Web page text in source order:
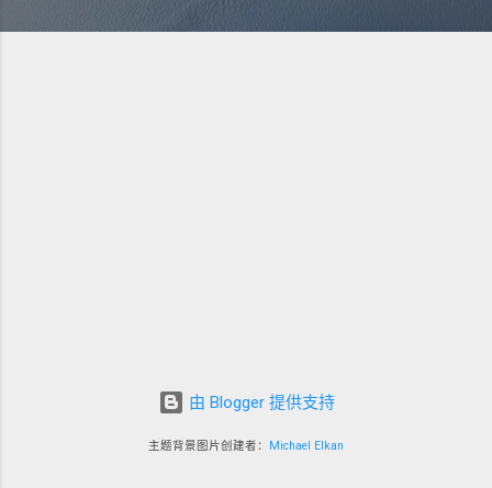
由 Blogger 提供支持
主题背景图片创建者： Michael Elkan